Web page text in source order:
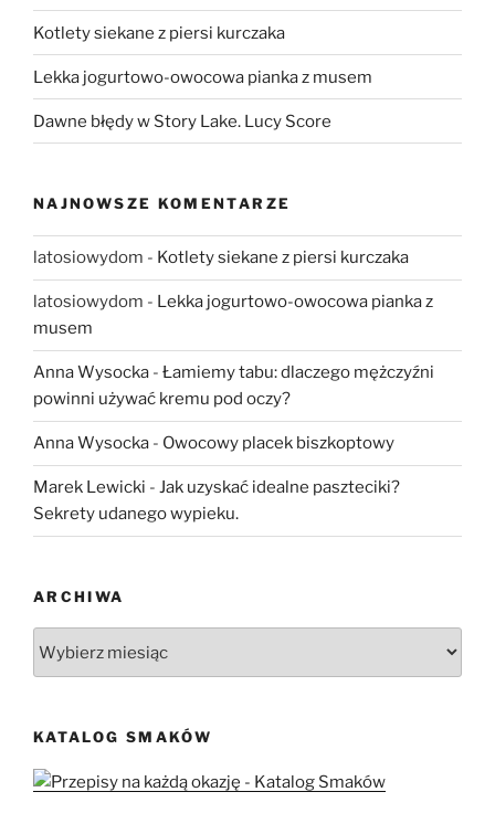
Kotlety siekane z piersi kurczaka
Lekka jogurtowo-owocowa pianka z musem
Dawne błędy w Story Lake. Lucy Score
NAJNOWSZE KOMENTARZE
latosiowydom - Kotlety siekane z piersi kurczaka
latosiowydom - Lekka jogurtowo-owocowa pianka z
musem
Anna Wysocka - Łamiemy tabu: dlaczego mężczyźni
powinni używać kremu pod oczy?
Anna Wysocka - Owocowy placek biszkoptowy
Marek Lewicki - Jak uzyskać idealne paszteciki?
Sekrety udanego wypieku.
ARCHIWA
KATALOG SMAKÓW